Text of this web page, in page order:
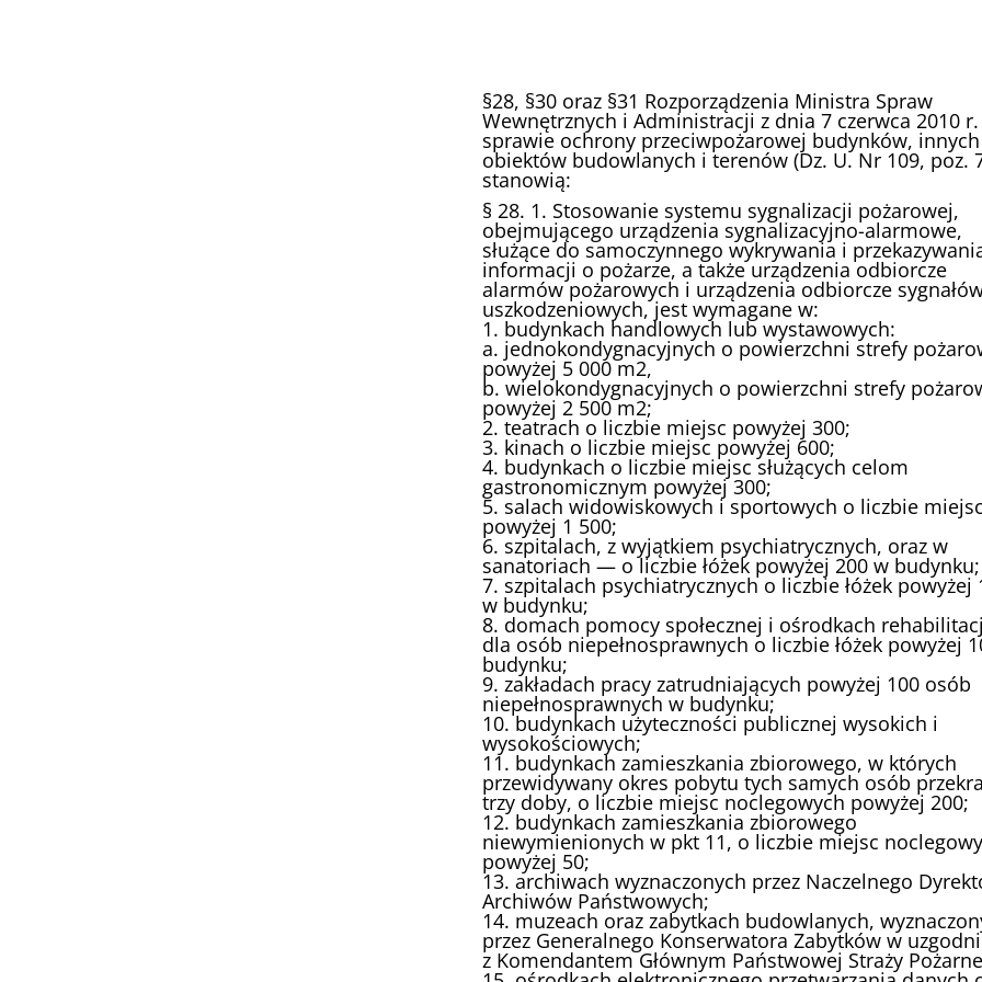
§28, §30 oraz §31 Rozporządzenia Ministra Spraw
Wewnętrznych i Administracji z dnia 7 czerwca 2010
sprawie ochrony przeciwpożarowej budynków, innych
obiektów budowlanych i terenów (Dz. U. Nr 109, poz.
stanowią:
§ 28. 1. Stosowanie systemu sygnalizacji pożarowej,
obejmującego urządzenia sygnalizacyjno-alarmowe,
służące do samoczynnego wykrywania i
informacji o pożarze, a także urządzenia odbiorcze
alarmów pożarowych i urządzenia odbiorcze
uszkodzeniowych, jest wymagane w:
1. budynkach handlowych lub wystawowych:
a. jednokondygnacyjnych o powierzchni strefy
powyżej 5 000 m2,
b. wielokondygnacyjnych o powierzchni strefy
powyżej 2 500 m2;
2. teatrach o liczbie miejsc powyżej 300;
3. kinach o liczbie miejsc powyżej 600;
4. budynkach o liczbie miejsc służących celom
gastronomicznym powyżej 300;
5. salach widowiskowych i sportowych o liczbie miejsc
powyżej 1 500;
6. szpitalach, z wyjątkiem psychiatrycznych, oraz w
sanatoriach — o liczbie łóżek powyżej 200 w budynku;
7. szpitalach psychiatrycznych o liczbie łóżek powyżej
w budynku;
8. domach pomocy społecznej i ośrodkach
dla osób niepełnosprawnych o liczbie łóżek powyżej
budynku;
9. zakładach pracy zatrudniających powyżej 100 osób
niepełnosprawnych w budynku;
10. budynkach użyteczności publicznej wysokich i
wysokościowych;
11. budynkach zamieszkania zbiorowego, w których
przewidywany okres pobytu tych samych osób
trzy doby, o liczbie miejsc noclegowych powyżej 200;
12. budynkach zamieszkania zbiorowego
niewymienionych w pkt 11, o liczbie miejsc
powyżej 50;
13. archiwach wyznaczonych przez Naczelnego
Archiwów Państwowych;
14. muzeach oraz zabytkach budowlanych,
przez Generalnego Konserwatora Zabytków w
z Komendantem Głównym Państwowej Straży